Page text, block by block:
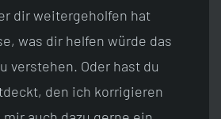
dir weitergeholfen hat
was dir helfen würde das
verstehen. Oder hast du
den ich korrigieren